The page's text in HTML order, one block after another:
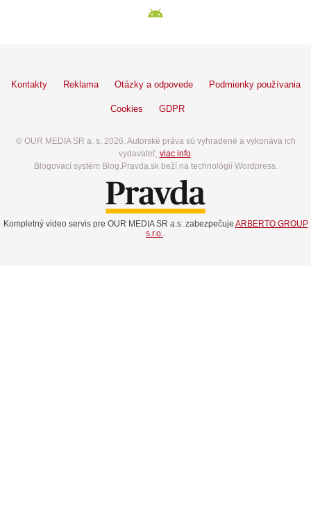
Kontakty Reklama Otázky a odpovede Podmienky používania
Cookies GDPR
© OUR MEDIA SR a. s. 2026. Autorské práva sú vyhradené a vykonáva ich
vydavateľ, viac info.
Blogovací systém Blog.Pravda.sk beží na technológií Wordpress.
Kompletný video servis pre OUR MEDIA SR a.s. zabezpečuje ARBERTO GROUP
s.r.o..